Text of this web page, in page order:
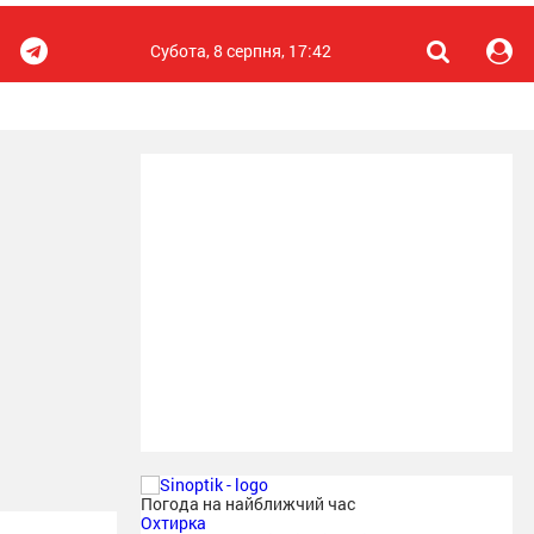
Субота, 8 серпня, 17:42
Погода на найближчий час
Охтирка